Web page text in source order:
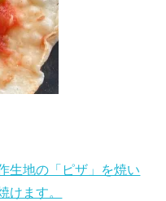
生地の「ピザ」を焼い
けます。